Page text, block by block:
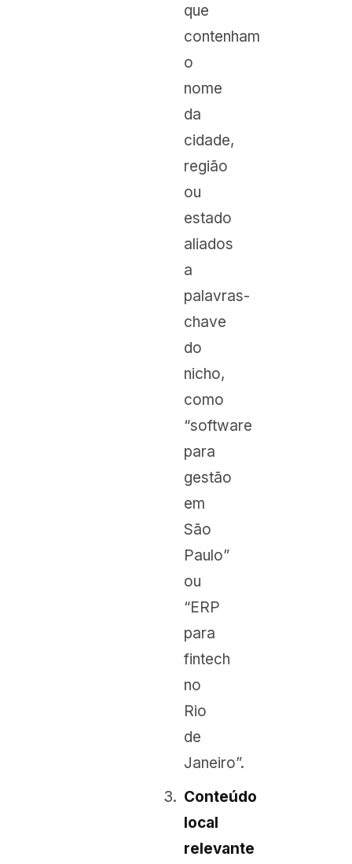
que
contenham
o
nome
da
cidade,
região
ou
estado
aliados
a
palavras-
chave
do
nicho,
como
“software
para
gestão
em
São
Paulo”
ou
“ERP
para
fintech
no
Rio
de
Janeiro”.
Conteúdo
local
relevante